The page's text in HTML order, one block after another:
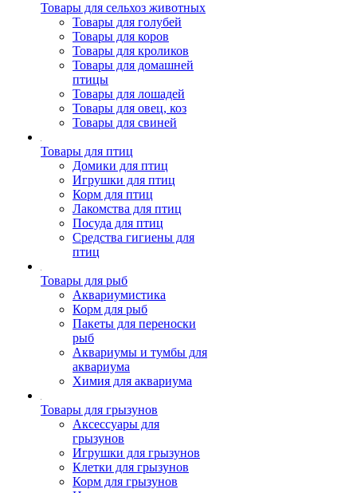
Товары для сельхоз животных
Товары для голубей
Товары для коров
Товары для кроликов
Товары для домашней
птицы
Товары для лошадей
Товары для овец, коз
Товары для свиней
Товары для птиц
Домики для птиц
Игрушки для птиц
Корм для птиц
Лакомства для птиц
Посуда для птиц
Средства гигиены для
птиц
Товары для рыб
Аквариумистика
Корм для рыб
Пакеты для переноски
рыб
Аквариумы и тумбы для
аквариума
Химия для аквариума
Товары для грызунов
Аксессуары для
грызунов
Игрушки для грызунов
Клетки для грызунов
Корм для грызунов